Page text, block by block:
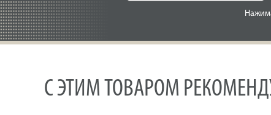
С ЭТИМ ТОВАРОМ